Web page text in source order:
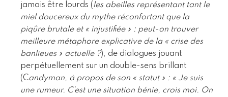
jamais être lourds (les abeilles représentant tant le
miel doucereux du mythe réconfortant que la
piqûre brutale et « injustifiée » : peut-on trouver
meilleure métaphore explicative de la « crise des
banlieues » actuelle ?), de dialogues jouant
perpétuellement sur un double-sens brillant
(Candyman, à propos de son « statut » : « Je suis
une rumeur. C’est une situation bénie, crois moi. On